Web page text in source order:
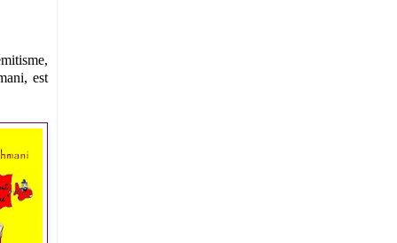
est